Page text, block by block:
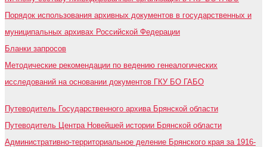
Порядок использования архивных документов в государственных и
муниципальных архивах Российской Федерации
Бланки запросов
Методические рекомендации по ведению генеалогических
исследований на основании документов ГКУ БО ГАБО
Путеводитель Государственного архива Брянской области
Путеводитель Центра Новейшей истории Брянской области
Административно-территориальное деление Брянского края за 1916-